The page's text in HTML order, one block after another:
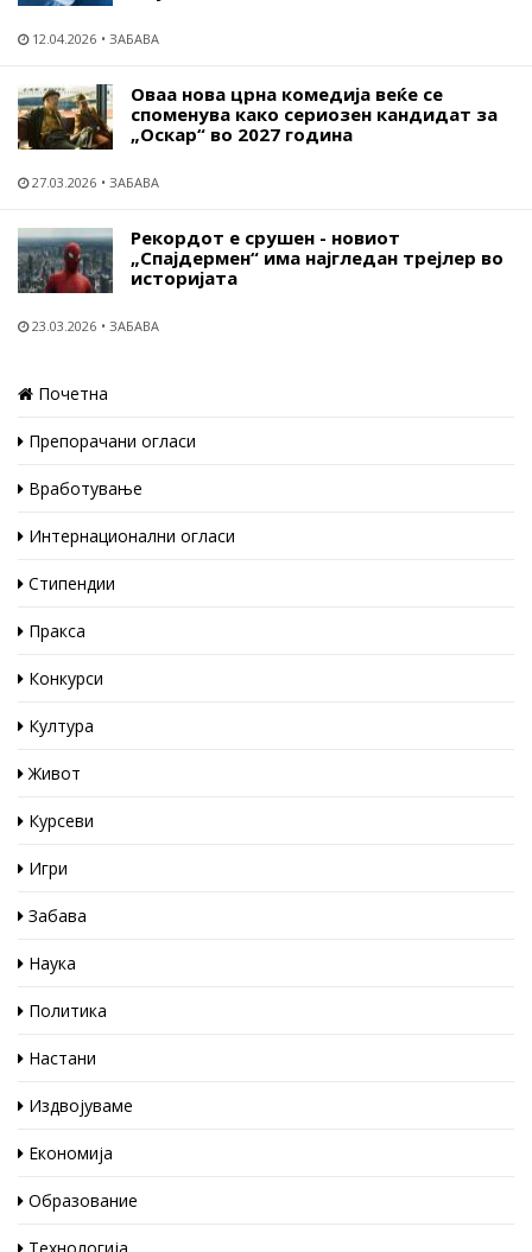
12.04.2026 ЗАБАВА
Оваа нова црна комедија веќе се
споменува како сериозен кандидат за
„Оскар“ во 2027 година
27.03.2026 ЗАБАВА
Рекордот е срушен - новиот
„Спајдермен“ има најгледан трејлер во
историјата
23.03.2026 ЗАБАВА
Почетна
Препорачани огласи
Вработување
Интернационални огласи
Стипендии
Пракса
Конкурси
Култура
Живот
Курсеви
Игри
Забава
Наука
Политика
Настани
Издвојуваме
Економија
Образование
Технологија